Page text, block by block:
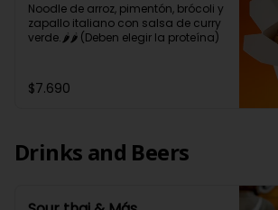
Noodle de arroz, pimentón, brócoli y
zapallo italiano con salsa de curry
verde.🌶🌶 (Deben elegir la proteína)
$7.690
Drinks and Beers